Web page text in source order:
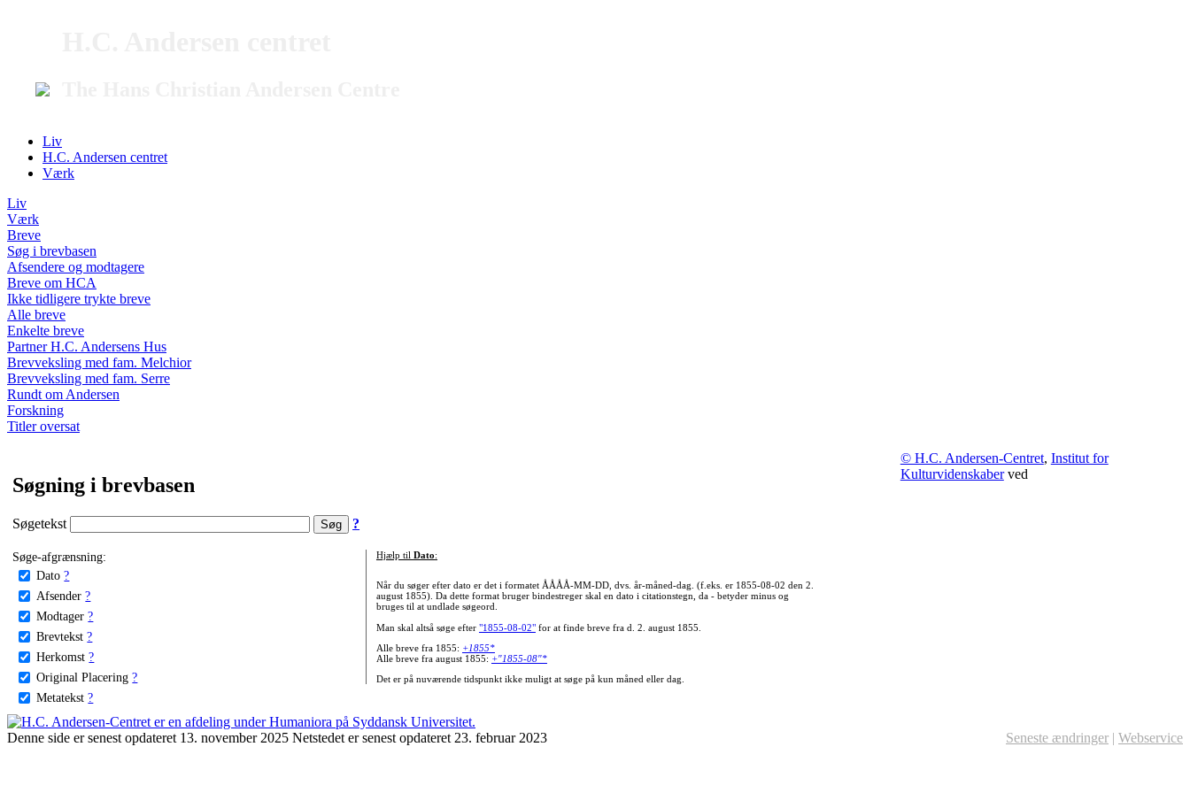
Liv
H.C. Andersen centret
Værk
Liv
Værk
Breve
Søg i brevbasen
Afsendere og modtagere
Breve om HCA
Ikke tidligere trykte breve
Alle breve
Enkelte breve
Partner H.C. Andersens Hus
Brevveksling med fam. Melchior
Brevveksling med fam. Serre
Rundt om Andersen
Forskning
Titler oversat
Søgning i brevbasen
Søgetekst ?
Søge-afgrænsning:
Dato ?
Afsender ?
Modtager ?
Brevtekst ?
Herkomst ?
Original Placering ?
Metatekst ?
Hjælp til Dato:
Når du søger efter dato er det i formatet ÅÅÅÅ-MM-DD, dvs. år-måned-dag. (f.eks. er 1855-08-02 den 2.
august 1855). Da dette format bruger bindestreger skal en dato i citationstegn, da - betyder minus og
bruges til at undlade søgeord.
Man skal altså søge efter "1855-08-02"for at finde breve fra d. 2. august 1855.
Alle breve fra 1855: +1855*
Alle breve fra august 1855: +"1855-08"*
Det er på nuværende tidspunkt ikke muligt at søge på kun måned eller dag.
© H.C. Andersen-Centret, Institut for
Kulturvidenskaberved
Denne side er senest opdateret 13. november 2025 Netstedet er senest opdateret 23. februar 2023 Seneste ændringer | Webservice